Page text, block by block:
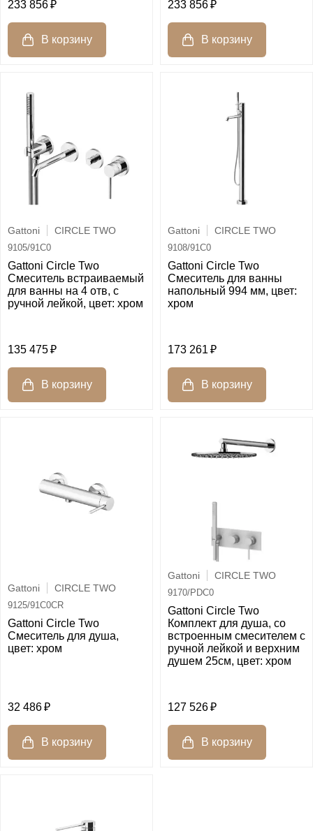
233 856 233 856
Gattoni CIRCLE TWO
9105/91C0
Gattoni Circle Two
Смеситель встраиваемый
для ванны на 4 отв, с
ручной лейкой, цвет: хром
135 475
Gattoni CIRCLE TWO
9108/91C0
Gattoni Circle Two
Смеситель для ванны
напольный 994 мм, цвет:
хром
173 261
Gattoni CIRCLE TWO
9125/91C0CR
Gattoni Circle Two
Смеситель для душа,
цвет: хром
32 486
Gattoni CIRCLE TWO
9170/PDC0
Gattoni Circle Two
Комплект для душа, со
встроенным смесителем с
ручной лейкой и верхним
душем 25см, цвет: хром
127 526